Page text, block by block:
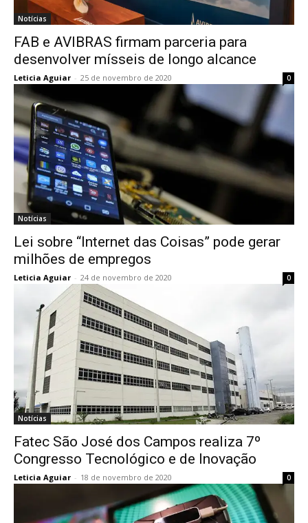
Notícias
FAB e AVIBRAS firmam parceria para
desenvolver mísseis de longo alcance
Leticia Aguiar - 25 de novembro de 2020 0
Notícias
Lei sobre “Internet das Coisas” pode gerar
milhões de empregos
Leticia Aguiar - 24 de novembro de 2020 0
Notícias
Fatec São José dos Campos realiza 7º
Congresso Tecnológico e de Inovação
Leticia Aguiar - 18 de novembro de 2020 0